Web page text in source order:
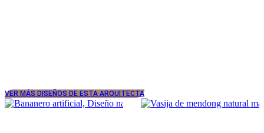
VER MÁS DISEÑOS DE ESTA ARQUITECTA